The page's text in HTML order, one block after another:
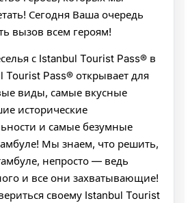
Сегодня Ваша очередь
вызов всем героям!
с Istanbul Tourist Pass® в
Tourist Pass® открывает для
виды, самые вкусные
исторические
и самые безумные
Мы знаем, что решить,
непросто — ведь
и все они захватывающие!
своему Istanbul Tourist